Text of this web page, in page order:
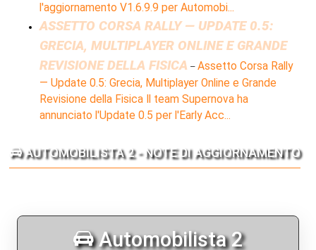
l'aggiornamento V1.6.9.9 per Automobi...
ASSETTO CORSA RALLY — UPDATE 0.5:
GRECIA, MULTIPLAYER ONLINE E GRANDE
REVISIONE DELLA FISICA – Assetto Corsa Rally
— Update 0.5: Grecia, Multiplayer Online e Grande
Revisione della Fisica Il team Supernova ha
annunciato l'Update 0.5 per l'Early Acc...
AUTOMOBILISTA 2 - NOTE DI AGGIORNAMENTO
Automobilista 2